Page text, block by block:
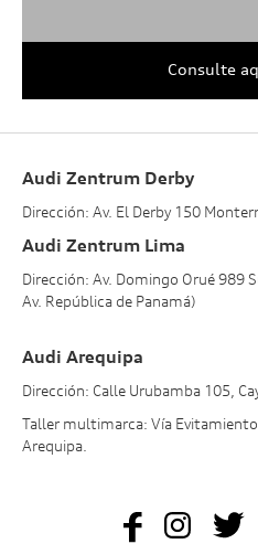
Consulte
Audi Zentrum Derby
Dirección: Av. El Derby 150
Audi Zentrum Lima
Dirección: Av. Domingo Orué 989
Av. República de Panamá)
Audi Arequipa
Dirección: Calle Urubamba 105,
Taller multimarca: Vía
Arequipa.